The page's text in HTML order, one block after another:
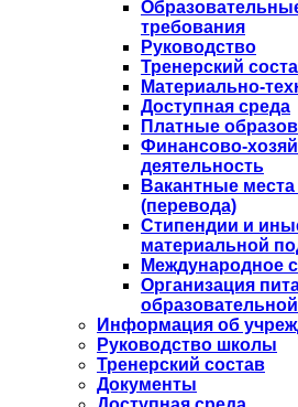
требования
Руководство
Тренерский
Материально-
Доступная среда
Платные
Финансово-
деятельность
Вакантные
(перевода)
Стипендии и
материальной
Международное
Организация
Информация об
Руководство школы
Тренерский состав
Документы